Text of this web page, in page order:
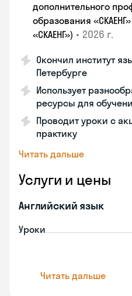
дополнительного
образования
«СКАЕНГ») • 2026 г.
Окончил институт
Петербурге
Использует
ресурсы для
Проводит уроки с
практику
Читать дальше
Услуги и цены
Английский язык
Уроки
Читать дальше